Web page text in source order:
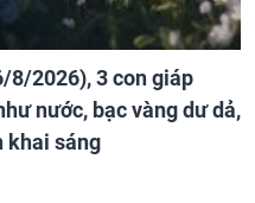
8/2026), 3 con giáp
nước, bạc vàng dư dả,
khai sáng